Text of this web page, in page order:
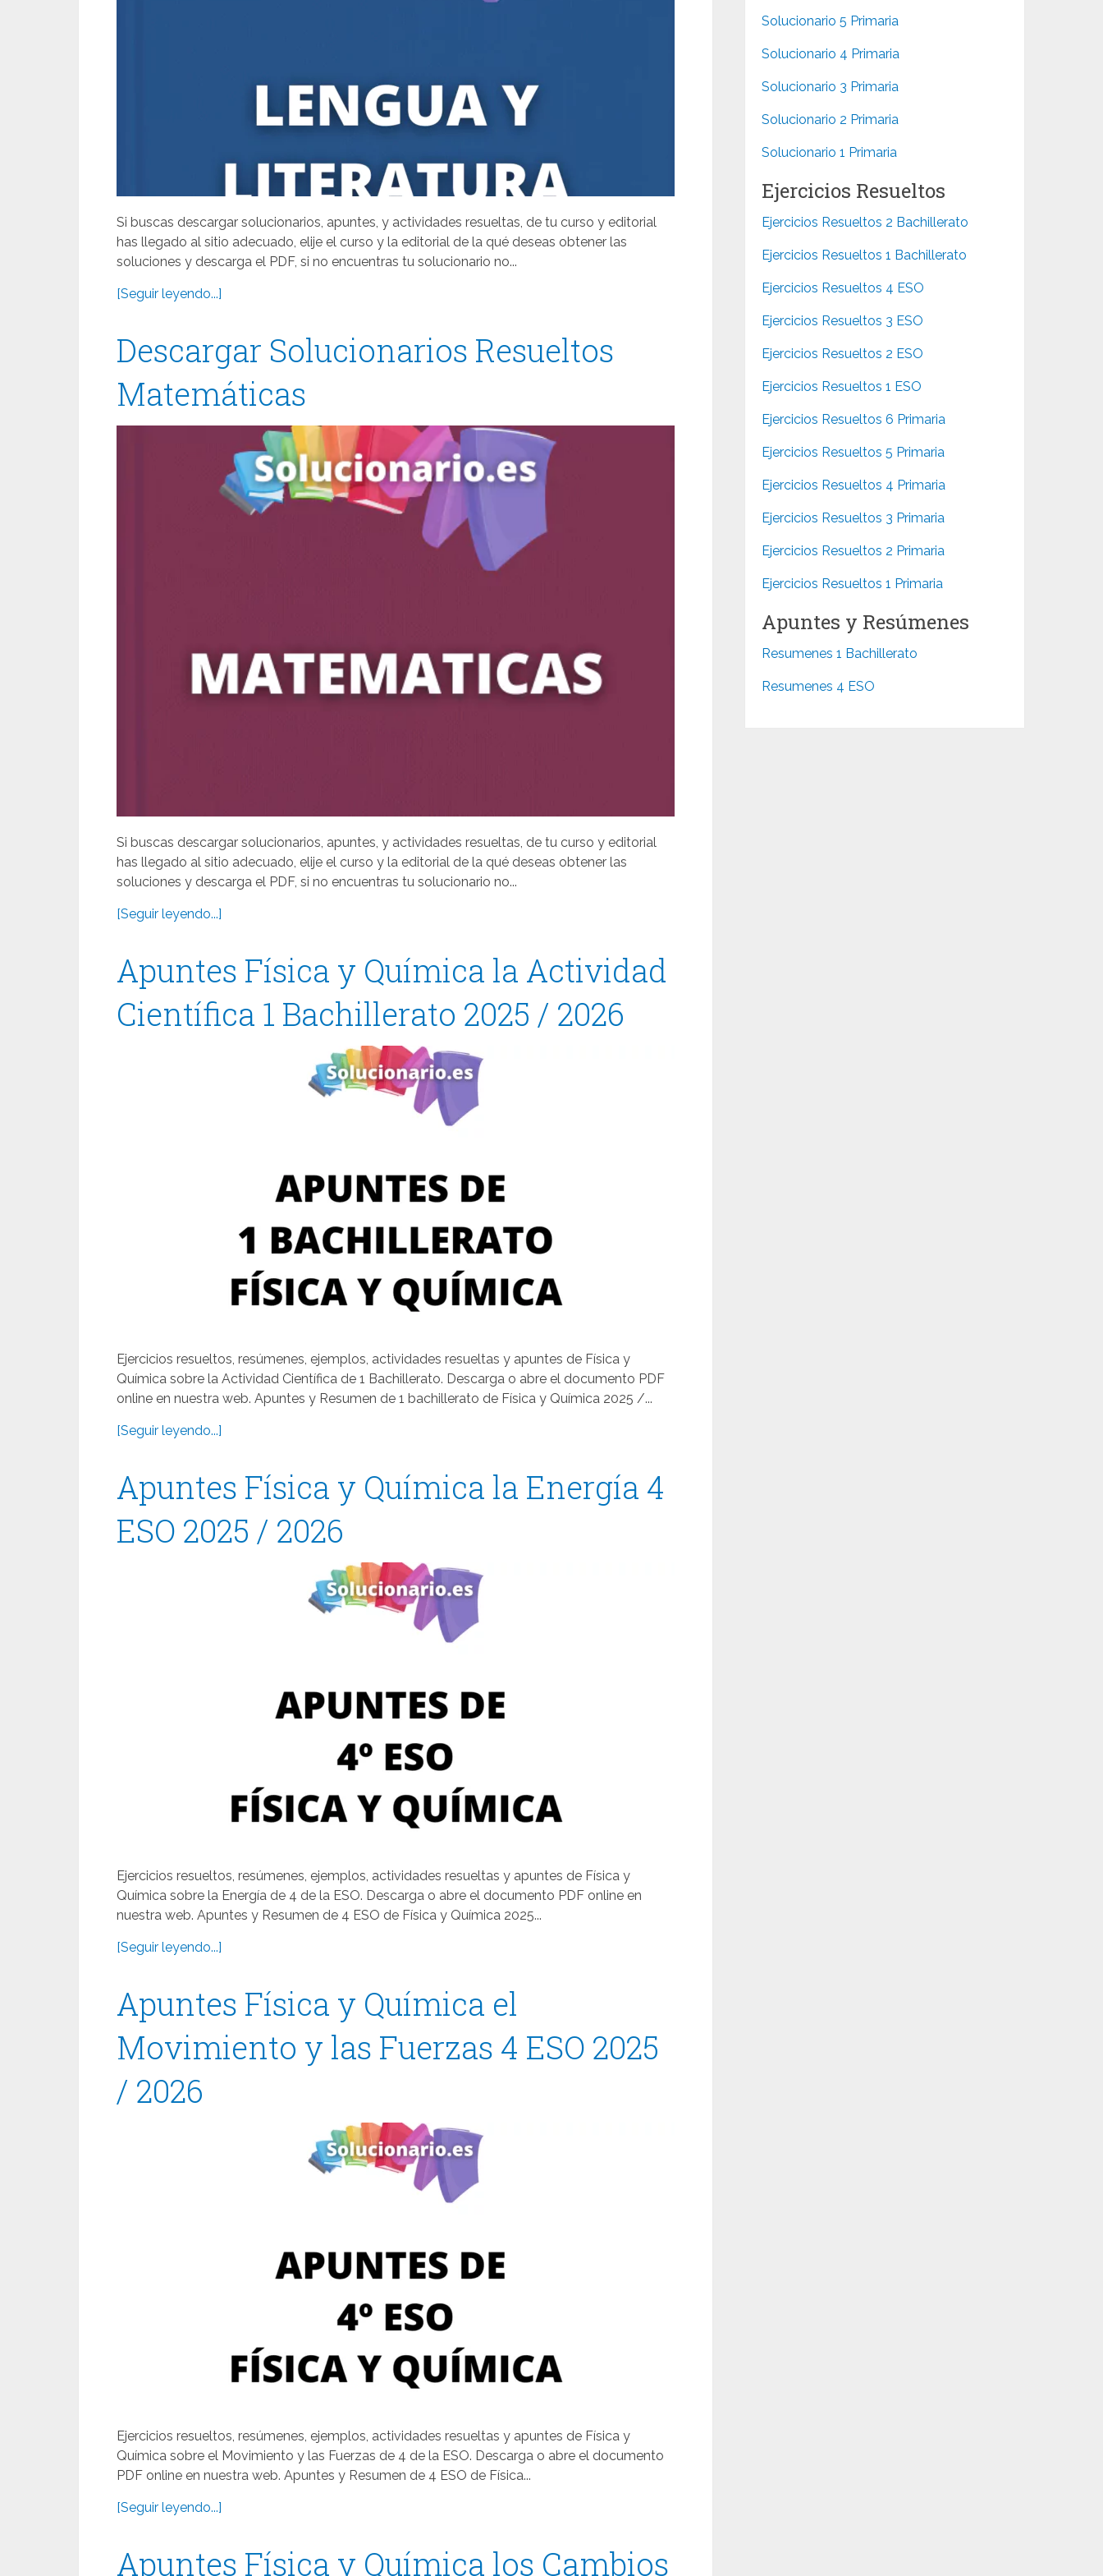
Si buscas descargar solucionarios, apuntes, y actividades resueltas, de tu curso y editorial
has llegado al sitio adecuado, elije el curso y la editorial de la qué deseas obtener las
soluciones y descarga el PDF, si no encuentras tu solucionario no...
[Seguir leyendo...]
Descargar Solucionarios Resueltos
Matemáticas
Si buscas descargar solucionarios, apuntes, y actividades resueltas, de tu curso y editorial
has llegado al sitio adecuado, elije el curso y la editorial de la qué deseas obtener las
soluciones y descarga el PDF, si no encuentras tu solucionario no...
[Seguir leyendo...]
Apuntes Física y Química la Actividad
Científica 1 Bachillerato 2025 / 2026
Ejercicios resueltos, resúmenes, ejemplos, actividades resueltas y apuntes de Física y
Química sobre la Actividad Científica de 1 Bachillerato. Descarga o abre el documento PDF
online en nuestra web. Apuntes y Resumen de 1 bachillerato de Física y Química 2025 /...
[Seguir leyendo...]
Apuntes Física y Química la Energía 4
ESO 2025 / 2026
Ejercicios resueltos, resúmenes, ejemplos, actividades resueltas y apuntes de Física y
Química sobre la Energía de 4 de la ESO. Descarga o abre el documento PDF online en
nuestra web. Apuntes y Resumen de 4 ESO de Física y Química 2025...
[Seguir leyendo...]
Apuntes Física y Química el
Movimiento y las Fuerzas 4 ESO 2025
/ 2026
Ejercicios resueltos, resúmenes, ejemplos, actividades resueltas y apuntes de Física y
Química sobre el Movimiento y las Fuerzas de 4 de la ESO. Descarga o abre el documento
PDF online en nuestra web. Apuntes y Resumen de 4 ESO de Física...
[Seguir leyendo...]
Apuntes Física y Química los Cambios
Solucionario 5 Primaria
Solucionario 4 Primaria
Solucionario 3 Primaria
Solucionario 2 Primaria
Solucionario 1 Primaria
Ejercicios Resueltos
Ejercicios Resueltos 2 Bachillerato
Ejercicios Resueltos 1 Bachillerato
Ejercicios Resueltos 4 ESO
Ejercicios Resueltos 3 ESO
Ejercicios Resueltos 2 ESO
Ejercicios Resueltos 1 ESO
Ejercicios Resueltos 6 Primaria
Ejercicios Resueltos 5 Primaria
Ejercicios Resueltos 4 Primaria
Ejercicios Resueltos 3 Primaria
Ejercicios Resueltos 2 Primaria
Ejercicios Resueltos 1 Primaria
Apuntes y Resúmenes
Resumenes 1 Bachillerato
Resumenes 4 ESO